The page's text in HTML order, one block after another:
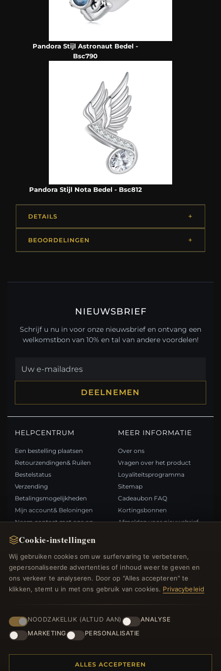
Cookie-instellingen
Wij gebruiken cookies om uw surfervaring te verbeteren,
gepersonaliseerde advertenties of inhoud weer te geven en
ons verkeer te analyseren. Door op "Alles accepteren" te
klikken, stemt u in met ons gebruik van cookies. Privacybeleid
NOODZAKELIJK (ALTIJD AAN)
ANALYSE
MARKETING
PERSONALISATIE
ALLES ACCEPTEREN
Pandora Stijl Astronaut Bedel -
Bsc790
Pandora Stijl Nota Bedel - Bsc812
DETAILS
BEOORDELINGEN
NIEUWSBRIEF
Schrijf u nu in voor onze nieuwsbrief en ontvang een
welkomstbon van 10% en tal van andere voordelen!
DEELNEMEN
HELPCENTRUM
Een bestelling plaatsen
Retourzendingen& Ruilen
Bestelstatus
Verzending
Betalingsmogelijkheden
Mijn account& Beloningen
Neem contact met ons op
MEER INFORMATIE
Over ons
Vragen over het product
Loyaliteitsprogramma
Sitemap
Cadeaubon FAQ
Kortingsbonnen
Afmelden voor nieuwsbrief
Nieuwe producten
Specials
Blog
Beoordelingen
Inloggen
BETAALMETHODEN